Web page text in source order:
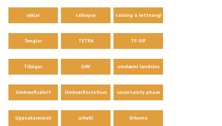
sýklar talhópar talning á vettvangi
Tenglar TETRA TF-SIF
Tillögur UAV umdæmi landsins
Umhverfisáhrif Umhverfisstofnun uncertainty phase
Upptakarennsli úrhelli Úrkoma